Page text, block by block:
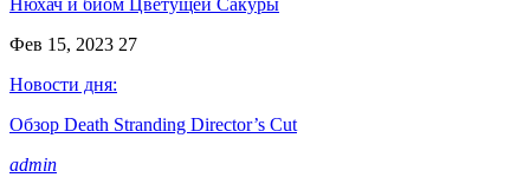
Фев 15, 2023 27
Новости дня:
Обзор Death Stranding Director’s Cut
admin